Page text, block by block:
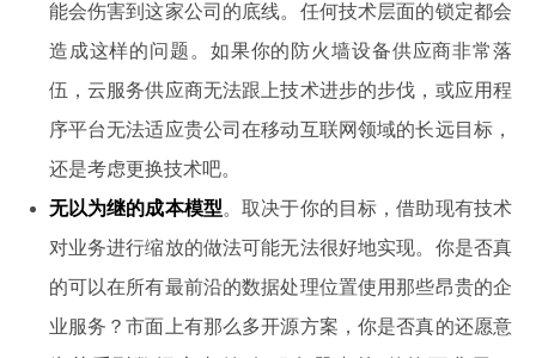
能会伤害到这家公司的底线。任何技术层面的锁定都会
造成这样的问题。如果你的防火墙设备供应商非常落
伍，云服务供应商无法跟上技术进步的步伐，或应用程
序平台无法适应贵公司在移动互联网领域的长远目标，
还是考虑更换技术吧。
无以为继的成本模型。取决于你的目标，借助现有技术
对业务进行缩放的做法可能无法很好地实现。你是否真
的可以在所有最前沿的数据处理位置使用那些昂贵的企
业服务？市面上有那么多开源方案，你是否真的还愿意